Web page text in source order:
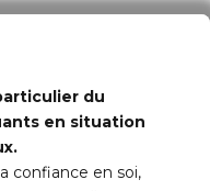
du
en situation
confiance en soi,